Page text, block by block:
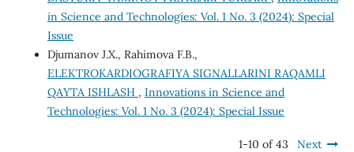
in Science and Technologies: Vol. 1 No. 3 (2024): Special
Issue
Djumanov J.X., Rahimova F.B.,
ELEKTROKARDIOGRAFIYA SIGNALLARINI RAQAMLI
QAYTA ISHLASH , Innovations in Science and
Technologies: Vol. 1 No. 3 (2024): Special Issue
1-10 of 43 Next